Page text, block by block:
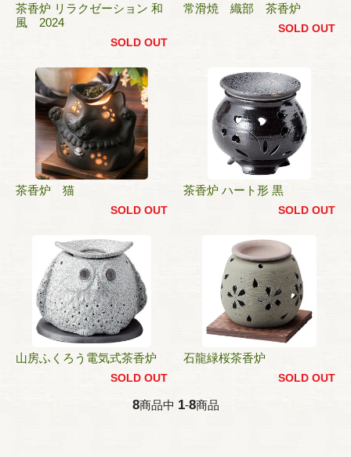
茶香炉 リラクゼーション 和
風 2024
SOLD OUT
常滑焼 織部 茶香炉
SOLD OUT
茶香炉 猫
SOLD OUT
茶香炉 ハート形 黒
SOLD OUT
山房ふくろう電気式茶香炉
SOLD OUT
石龍緑桜茶香炉
SOLD OUT
8商品中 1-8商品